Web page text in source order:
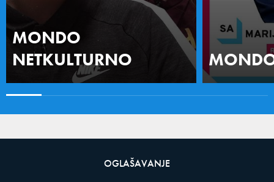
MONDO
NETKULTURNO
OGLAŠAVANJE